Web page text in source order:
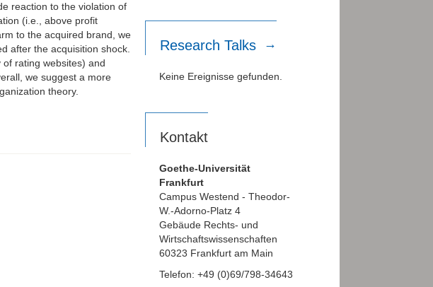
reaction to the violation of
(i.e., above profit
to the acquired brand, we
after the acquisition shock.
rating websites) and
we suggest a more
theory.
Research Talks
Keine Ereignisse gefunden.
Kontakt
Goethe-Universität
Frankfurt
Campus Westend - Theodor-
W.-Adorno-Platz 4
Gebäude Rechts- und
Wirtschaftswissenschaften
60323 Frankfurt am Main
Telefon: +49 (0)69/798-34643